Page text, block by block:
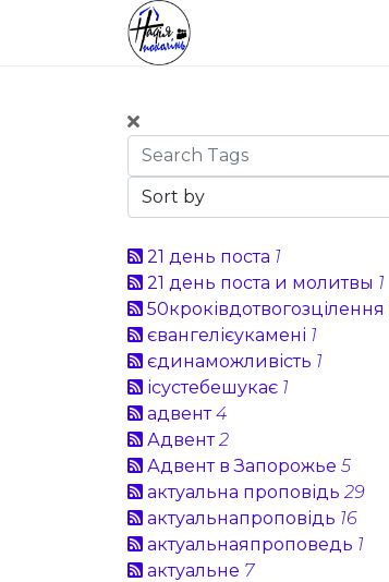
21 день поста 1
21 день поста и молитвы 1
50кроківдотвогозцілення
євангелієукамені 1
єдинаможливість 1
ісустебешукає 1
адвент 4
Адвент 2
Адвент в Запорожье 5
актуальна проповідь 29
актуальнапроповідь 16
актуальнаяпроповедь 1
актуальне 7